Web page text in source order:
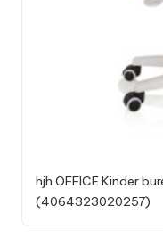
hjh OFFICE Kinder
(4064323020257)